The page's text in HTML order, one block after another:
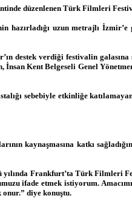
düzenlenen Türk Filmleri
uzun metrajlı İzmir’e
destek verdiği festivalin
Kent Belgeseli Genel
sebebiyle etkinliğe
kaynaşmasına katkı
Frankfurt’ta Türk Filmleri
ifade etmek istiyorum.
onur.” diye konuştu.